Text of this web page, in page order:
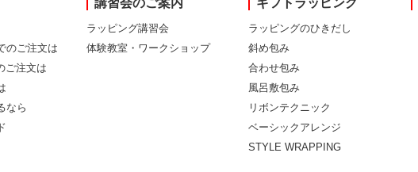
のご注文は
ご注文は
なら
講習会のご案内
ラッピング講習会
体験教室・ワークショップ
ギフトラッピング
ラッピングのひきだし
斜め包み
合わせ包み
風呂敷包み
リボンテクニック
ベーシックアレンジ
STYLE WRAPPING